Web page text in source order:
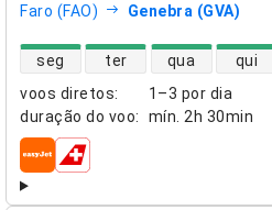
Faro (FAO) Genebra (GVA)
voos diretos:
1–3 por dia
duração do voo: mín. 2h 30min
disponibilidade de voos diretos
seg ter qua qui
companhias aéreas